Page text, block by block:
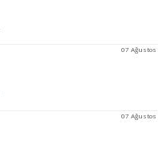
07 Ağustos
07 Ağustos